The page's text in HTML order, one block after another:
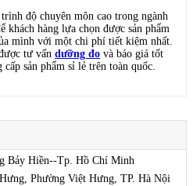
độ chuyên môn cao trong ngành
khách hàng lựa chọn được sản phẩm
mình với một chi phí tiết kiệm nhất.
tư vấn dưỡng đo và báo giá tốt
sản phẩm sỉ lẻ trên toàn quốc.
Bảy Hiền--Tp. Hồ Chí Minh
Phường Việt Hưng, TP. Hà Nội